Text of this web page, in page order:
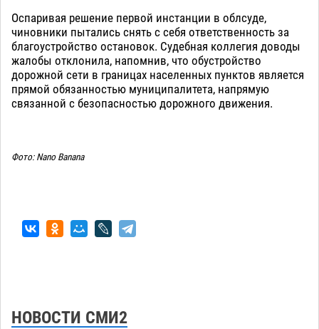
Оспаривая решение первой инстанции в облсуде,
чиновники пытались снять с себя ответственность за
благоустройство остановок. Судебная коллегия доводы
жалобы отклонила, напомнив, что обустройство
дорожной сети в границах населенных пунктов является
прямой обязанностью муниципалитета, напрямую
связанной с безопасностью дорожного движения.
Фото: Nano Banana
НОВОСТИ СМИ2